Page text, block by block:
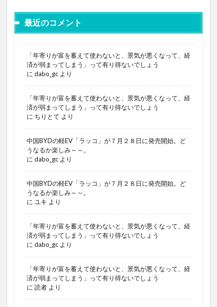
最近のコメント
「年寄りが富を蓄えて使わないと、景気が悪くなって、経
済が弱まってしまう」って有り得ないでしょう
に dabo_gc より
「年寄りが富を蓄えて使わないと、景気が悪くなって、経
済が弱まってしまう」って有り得ないでしょう
に ちりとて より
中国BYDの軽EV「ラッコ」が７月２８日に発売開始。ど
うなるか楽しみ～～。
に dabo_gc より
中国BYDの軽EV「ラッコ」が７月２８日に発売開始。ど
うなるか楽しみ～～。
に ユキ より
「年寄りが富を蓄えて使わないと、景気が悪くなって、経
済が弱まってしまう」って有り得ないでしょう
に dabo_gc より
「年寄りが富を蓄えて使わないと、景気が悪くなって、経
済が弱まってしまう」って有り得ないでしょう
に 読者 より